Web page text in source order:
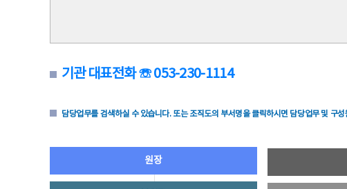
기관 대표전화 ☏ 053-230-1114
담당업무를 검색하실 수 있습니다. 또는 조직도의 부서명을 클릭하시면 담당업무 및 구
원장